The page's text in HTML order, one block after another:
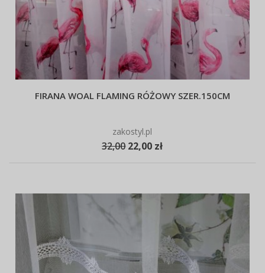
FIRANA WOAL FLAMING RÓŻOWY SZER.150CM
zakostyl.pl
32,00 22,00 zł